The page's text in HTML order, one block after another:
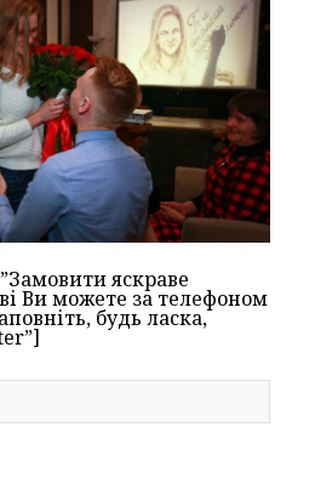
яскраве
Ви можете за телефоном
будь ласка,